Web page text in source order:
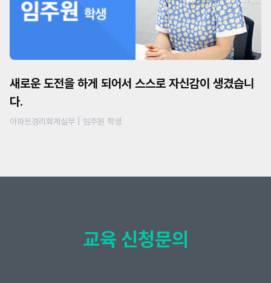
새로운 도전을 하게 되어서 스스로 자신감이 생겼습니
다.
아파트경리회계실무 | 임주원 학생
교육 신청문의